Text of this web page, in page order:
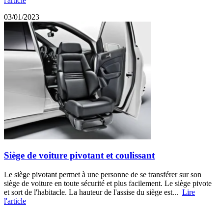
03/01/2023
Siège de voiture pivotant et coulissant
Le siège pivotant permet à une personne de se transférer sur son
siège de voiture en toute sécurité et plus facilement. Le siège pivote
et sort de l'habitacle. La hauteur de l'assise du siège est... Lire
l'article